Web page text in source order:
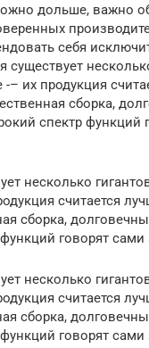
дольше, важно
себя
существует
– их продукция
сборка,
спектр функций
несколько
считается
сборка,
говорят сами
несколько
считается
сборка,
говорят сами